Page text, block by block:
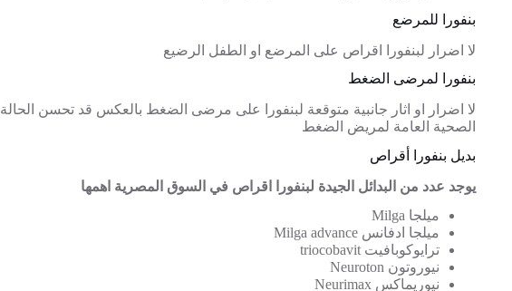
بنفورا للمرضع
لا اضرار لبنفورا اقراص على المرضع او الطفل الرضيع
بنفورا لمرضى الضغط
لا اضرار او اثار جانبية متوقعة لبنفورا على مرضى الضغط بالعكس قد تحسن الحالة
الصحية العامة لمريض الضغط
بديل بنفورا أقراص
يوجد عدد من البدائل الجيدة لبنفورا اقراص في السوق المصرية اهمها
ميلجا Milga
ميلجا ادفانس Milga advance
ترايوكوبافيت triocobavit
نيوروتون Neuroton
نيوريماكس Neurimax